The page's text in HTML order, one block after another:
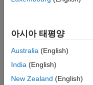
아시아 태평양
Australia (English)
India (English)
New Zealand (English)